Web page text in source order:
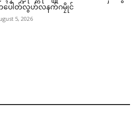
ပေါတ်လွဟ်လနက်ဂမၠိုင်
5, 2026